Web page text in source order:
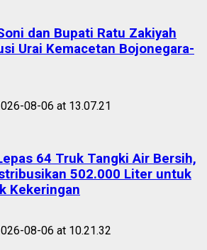
dan Bupati Ratu Zakiyah
Urai Kemacetan Bojonegara-
64 Truk Tangki Air Bersih,
502.000 Liter untuk
Kekeringan